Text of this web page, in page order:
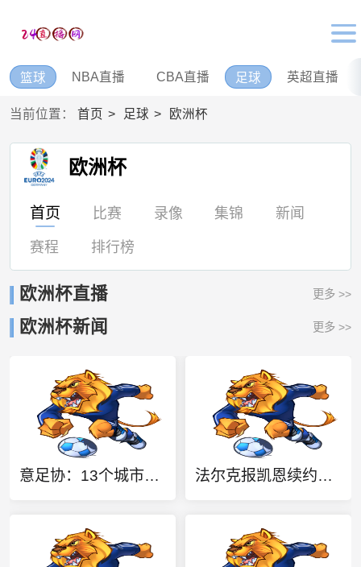
篮球 NBA直播 CBA直播 足球 英超直播
当前位置： 首页 足球 欧洲杯
欧洲杯
首页 比赛 录像 集锦 新闻
赛程 排行榜
欧洲杯直播 更多 >>
欧洲杯新闻 更多 >>
意足协：13个城市16座球场申请举办2032欧洲杯比赛，10月1日确定 法尔克报凯恩续约初步共识：至少延长两年，税前年薪2500万欧元